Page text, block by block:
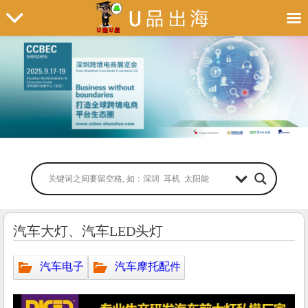
汽车大灯、汽车LED头灯
汽车电子 汽车摩托配件